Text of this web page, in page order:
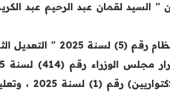
2025 المتضمن تعيين " السيد لقمان عبد الرحيم
وأضافت المدير العام " ان العدد تضمن
تعليمات منح ترخيص